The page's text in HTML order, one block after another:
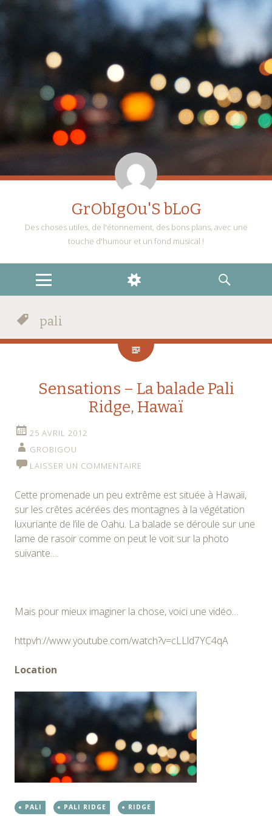
GrObIgOu'S bLoG
Des choses utiles, de l'étonnement, des bons plans, avec une
touche d'humour et un fond musical !
MENU
WIDGETS
RECHERCHE
pali
Sensations – La balade Pali
Ridge, Hawaï
25 AVRIL 2012
GROBIGOU
LAISSER UN COMMENTAIRE
Cette promenade un peu extrême est située à Hawaii,
sur les crêtes acérées des montagnes à la végétation
luxuriante de l’ile de Oahu. La balade se déroule sur une
lame de rasoir comme on peut le voit sur la photo
suivante….
Mais pour mieux imaginer la chose, voici une vidéo…
httpvh://www.youtube.com/watch?v=cLLld7YC4qA
Location
PALI PALI RIDGE RIDGE